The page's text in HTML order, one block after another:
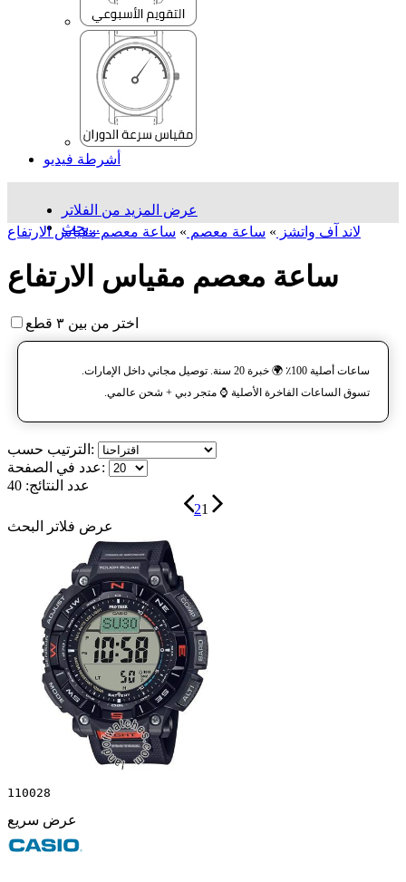
أشرطة فيديو
عرض المزيد من الفلاتر
بحث...
لاند آف واتشز » ساعة معصم » ساعة معصم مقياس الارتفاع
ساعة معصم مقياس الارتفاع
اختر من بين ٣ قطع
ساعات أصلية 100٪ 🌍 خبرة 20 سنة. توصيل مجاني داخل الإمارات.
تسوق الساعات الفاخرة الأصلية ⌚️ متجر دبي + شحن عالمي.
الترتيب حسب:
عدد في الصفحة:
عدد النتائج: 40
21
عرض فلاتر البحث
110028
عرض سريع